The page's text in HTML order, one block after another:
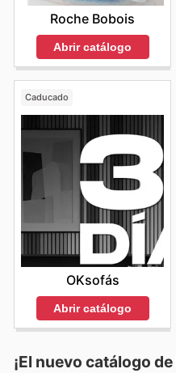
Roche Bobois
Abrir catálogo
Caducado
OKsofás
Abrir catálogo
¡El nuevo catálogo de